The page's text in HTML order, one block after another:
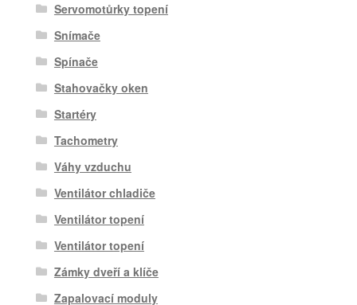
Servomotůrky topení
Snímače
Spínače
Stahovačky oken
Startéry
Tachometry
Váhy vzduchu
Ventilátor chladiče
Ventilátor topení
Ventilátor topení
Zámky dveří a klíče
Zapalovací moduly